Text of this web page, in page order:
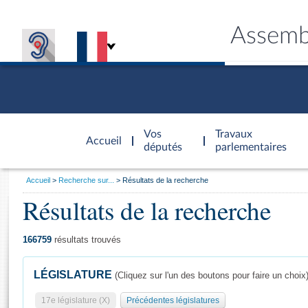
Accueil
d'accueil
Vos
députés
Travaux
parlementaires
Général
Vous
Accueil Recherche sur... Résultats de la recherche
Résultats de la recherche
166759 résultats trouvés
LÉGISLATURE (Cliquez sur l'un des boutons pour faire un choix)
17e législature (X) Précédentes législatures